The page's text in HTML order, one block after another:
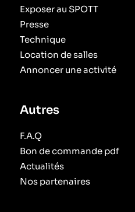
Exposer au SPOTT
Presse
Technique
Location de salles
Annoncer une activité
Autres
F.A.Q
Bon de commande pdf
Actualités
Nos partenaires